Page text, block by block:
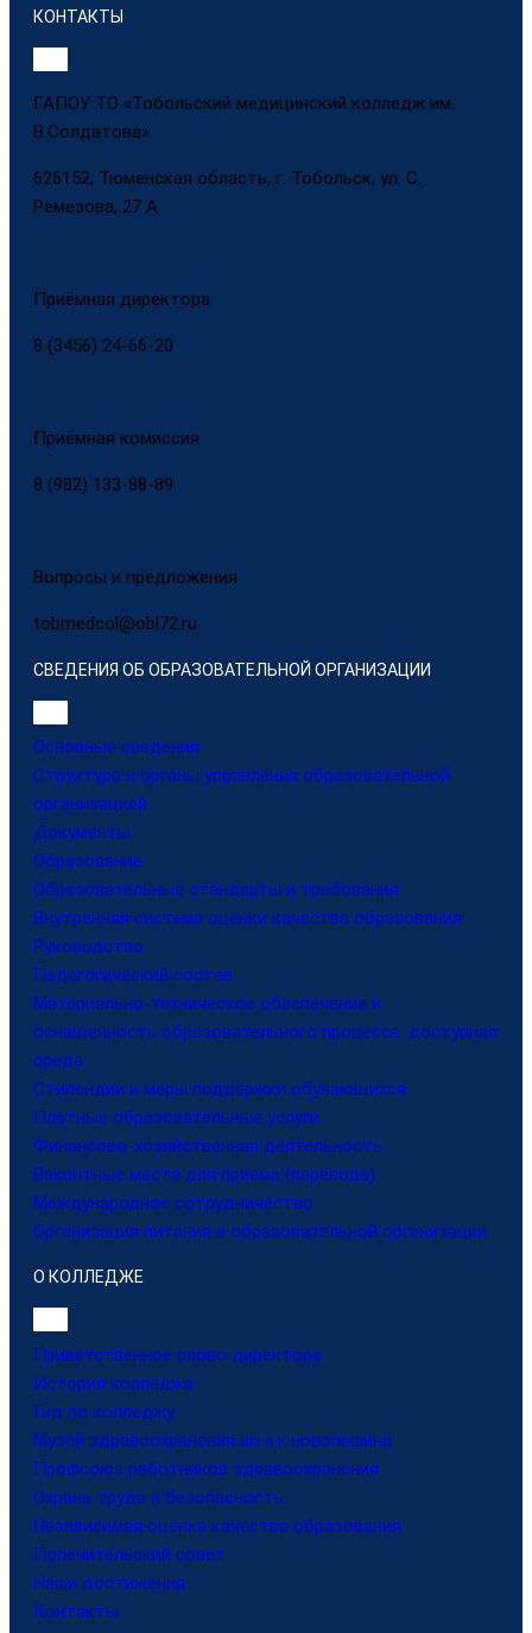
КОНТАКТЫ
ГАПОУ ТО «Тобольский медицинский колледж им.
В.Солдатова»
626152, Тюменская область, г. Тобольск, ул. С.
Ремезова, 27 А
Приёмная директора
8 (3456) 24-66-20
Приёмная комиссия
8 (982) 133-88-89
Вопросы и предложения
tobmedcol@obl72.ru
СВЕДЕНИЯ ОБ ОБРАЗОВАТЕЛЬНОЙ ОРГАНИЗАЦИИ
Основные сведения
Структура и органы управления образовательной
организацией
Документы
Образование
Образовательные стандарты и требования
Внутренняя система оценки качества образования
Руководство
Педагогический состав
Материально-техническое обеспечение и
оснащенность образовательного процесса. доступная
среда
Стипендии и меры поддержки обучающихся
Платные образовательные услуги
Финансово-хозяйственная деятельность
Вакантные места для приема (перевода)
Международное сотрудничество
Организация питания в образовательной организации
О КОЛЛЕДЖЕ
Приветственное слово директора
История колледжа
Гид по колледжу
Музей здравоохранения им.а.к.новопашина
Профсоюз работников здравоохранения
Охрана труда и безопасность
Независимая оценка качества образования
Попечительский совет
Наши достижения
Контакты